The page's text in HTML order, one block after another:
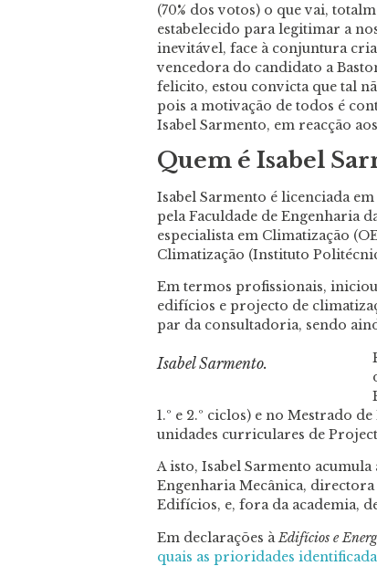
(70% dos votos) o que vai,
estabelecido para legitimar a
inevitável, face à conjuntura
vencedora do candidato a
felicito, estou convicta que tal
pois a motivação de todos é
Isabel Sarmento, em reacção
Quem é Isabel
Isabel Sarmento é licenciada
pela Faculdade de Engenharia
especialista em Climatização
Climatização (Instituto
Em termos profissionais, iniciou
edifícios e projecto de
par da consultadoria, sendo
Isabel Sarmento.
1.º e 2.º ciclos) e no Mestrado
unidades curriculares de
A isto, Isabel Sarmento
Engenharia Mecânica,
Edifícios, e, fora da academia,
Em declarações àEdifícios e
quais as prioridades